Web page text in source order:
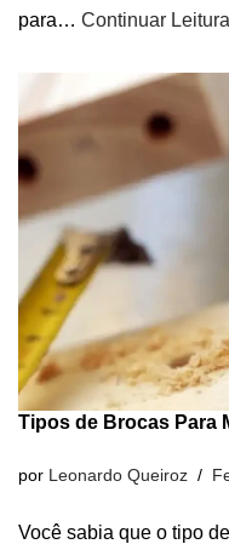
para… Continuar
Tipos de Brocas Para
por Leonardo Queiroz
Você sabia que o tipo